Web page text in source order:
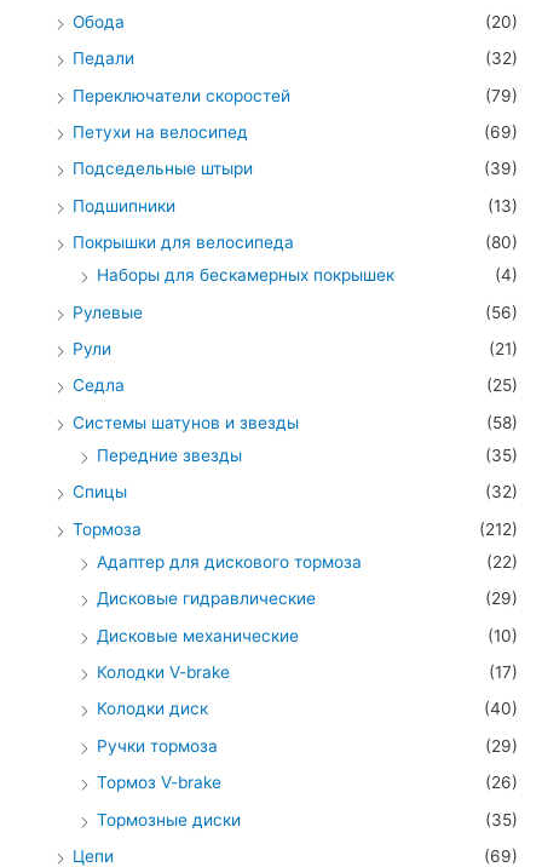
Обода
(20)
Педали
(32)
Переключатели скоростей
(79)
Петухи на велосипед
(69)
Подседельные штыри
(39)
Подшипники
(13)
Покрышки для велосипеда
(80)
Наборы для бескамерных покрышек
(4)
Рулевые
(56)
Рули
(21)
Седла
(25)
Системы шатунов и звезды
(58)
Передние звезды
(35)
Спицы
(32)
Тормоза
(212)
Адаптер для дискового тормоза
(22)
Дисковые гидравлические
(29)
Дисковые механические
(10)
Колодки V-brake
(17)
Колодки диск
(40)
Ручки тормоза
(29)
Тормоз V-brake
(26)
Тормозные диски
(35)
Цепи
(69)